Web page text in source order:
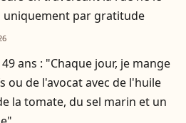
uniquement par gratitude
ans : "Chaque jour, je mange
ou de l'avocat avec de l'huile
la tomate, du sel marin et un